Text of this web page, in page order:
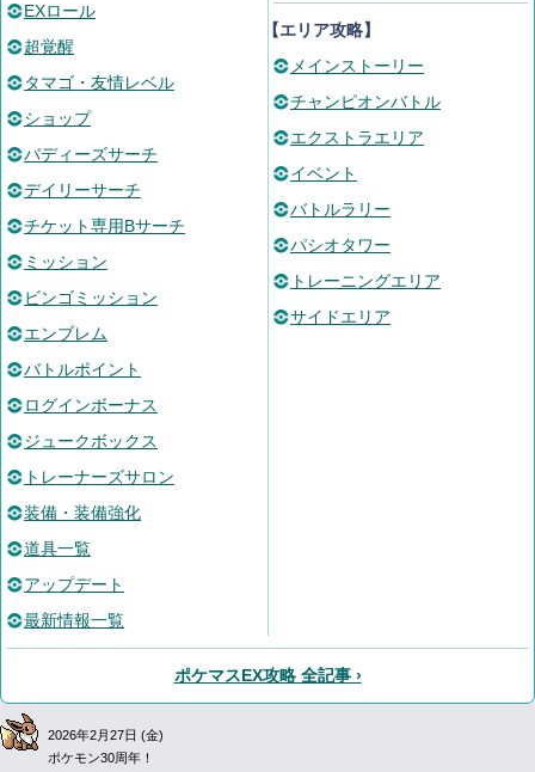
EXロール
超覚醒
タマゴ・友情レベル
ショップ
バディーズサーチ
デイリーサーチ
チケット専用Bサーチ
ミッション
ビンゴミッション
エンブレム
バトルポイント
ログインボーナス
ジュークボックス
トレーナーズサロン
装備・装備強化
道具一覧
アップデート
最新情報一覧
【エリア攻略】
メインストーリー
チャンピオンバトル
エクストラエリア
イベント
バトルラリー
パシオタワー
トレーニングエリア
サイドエリア
ポケマスEX攻略 全記事 ›
2026年2月27日 (金)
ポケモン30周年！